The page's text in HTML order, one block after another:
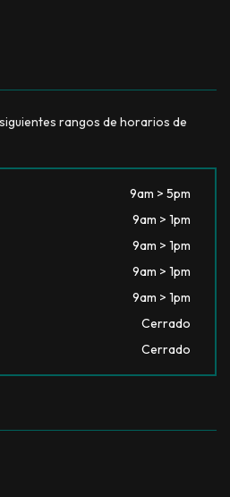
rangos de horarios de
9am > 5pm
9am > 1pm
9am > 1pm
9am > 1pm
9am > 1pm
Cerrado
Cerrado